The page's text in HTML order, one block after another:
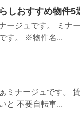
しおすすめ物件5
ージュです。 ミナ
す。 ※物件名...
ミナージュです。
と 不要自転車...